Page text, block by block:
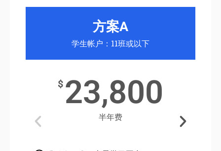
方案A
学生帐户：11班或以下
$ 23,800
半年费